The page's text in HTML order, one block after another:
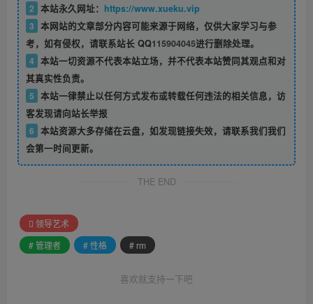
2 本站永久网址： https://www.xueku.vip
3 本网站的文章部分内容可能来源于网络，仅供大家学习与参
考，如有侵权，请联系站长 QQ115904045进行删除处理。
4 本站一切资源不代表本站立场，并不代表本站赞同其观点和对
其真实性负责。
5 本站一律禁止以任何方式发布或转载任何违法的相关信息，访
客发现请向站长举报
6 本站资源大多存储在云盘，如发现链接失效，请联系我们我们
会第一时间更新。
THE END
领导艺术
# 管理者
# 性格 # rm
喜欢就支持一下吧